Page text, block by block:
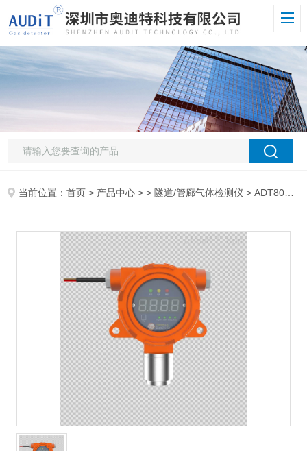
当前位置：首页 > 产品中心 > > 隧道/管廊气体检测仪 > ADT800W-CH4-LED固定式隧道甲烷检测仪